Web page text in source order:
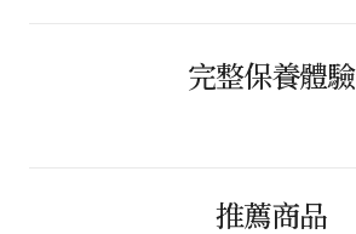
完整保養體驗
推薦商品